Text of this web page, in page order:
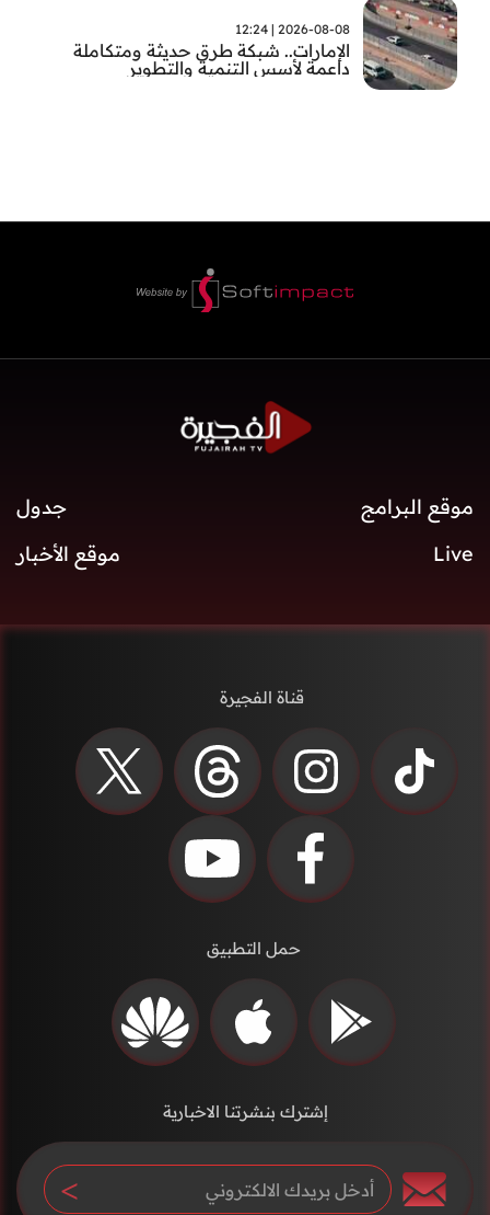
2026-08-08 | 12:24
الإمارات.. شبكة طرق حديثة ومتكاملة
داعمة لأسس التنمية والتطوير
موقع البرامج
جدول
Live
موقع الأخبار
قناة الفجيرة
حمل التطبيق
إشترك بنشرتنا الاخبارية